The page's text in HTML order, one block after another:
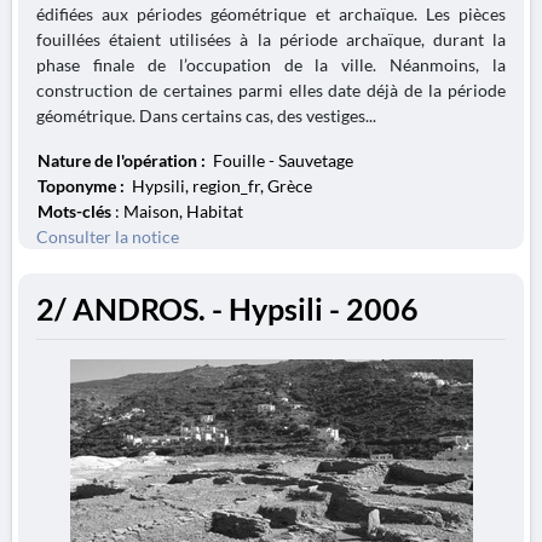
édifiées aux périodes géométrique et archaïque. Les pièces
fouillées étaient utilisées à la période archaïque, durant la
phase finale de l’occupation de la ville. Néanmoins, la
construction de certaines parmi elles date déjà de la période
géométrique. Dans certains cas, des vestiges...
Nature de l'opération : Fouille - Sauvetage
Toponyme : Hypsili, region_fr, Grèce
Mots-clés : Maison, Habitat
Consulter la notice
2/ ANDROS. - Hypsili - 2006